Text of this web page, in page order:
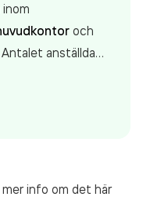
och
anställda
Bolaget är ett
2006. Optik
info om det här